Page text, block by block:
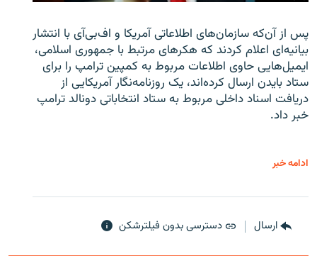
پس از آن‌که سازمان‌های اطلاعاتی آمریکا و اف‌بی‌آی با انتشار
بیانیه‌ای اعلام کردند که هکرهای مرتبط با جمهوری اسلامی،
ایمیل‌هایی حاوی اطلاعات مربوط به کمپین ترامپ را برای
ستاد بایدن ارسال کرده‌اند، یک روزنامه‌نگار آمریکایی از
دریافت اسناد داخلی مربوط به ستاد انتخاباتی دونالد ترامپ
خبر داد.
ادامه خبر
ارسال دسترسی بدون فیلترشکن